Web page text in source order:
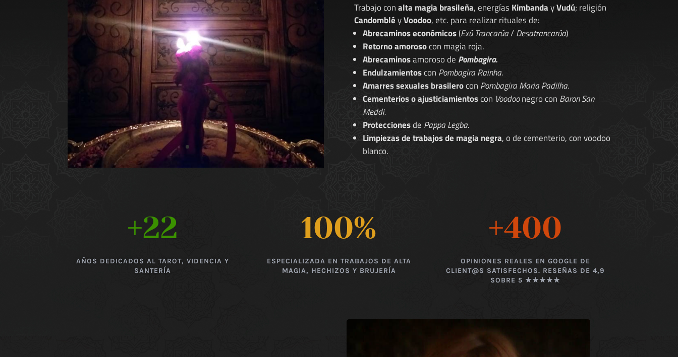
Trabajo conalta magia brasileña, energíasKimbandayVudú; religión
CandombléyVoodoo, etc. para realizar rituales de:
Abrecaminos económicos(Exú Trancarúa/Desatrancarúa)
Retorno amorosocon magia roja.
Abrecaminosamoroso de Pombagira.
Endulzamientoscon Pombagira Rainha.
Amarres sexuales brasilerocon Pombagira Maria Padilha.
Cementerios o ajusticiamientoscon Voodoonegro con Baron San
Meddi.
Proteccionesde Pappa Legba.
Limpiezas de trabajos de magia negra, o de cementerio, con voodoo
blanco.
+22
AÑOS DEDICADOS AL TAROT, VIDENCIA Y
SANTERÍA
100%
ESPECIALIZADA EN TRABAJOS DE ALTA
MAGIA, HECHIZOS Y BRUJERÍA
+400
OPINIONES REALES EN GOOGLE DE
CLIENT@S SATISFECHOS. RESEÑAS DE 4,9
SOBRE 5 ★★★★★